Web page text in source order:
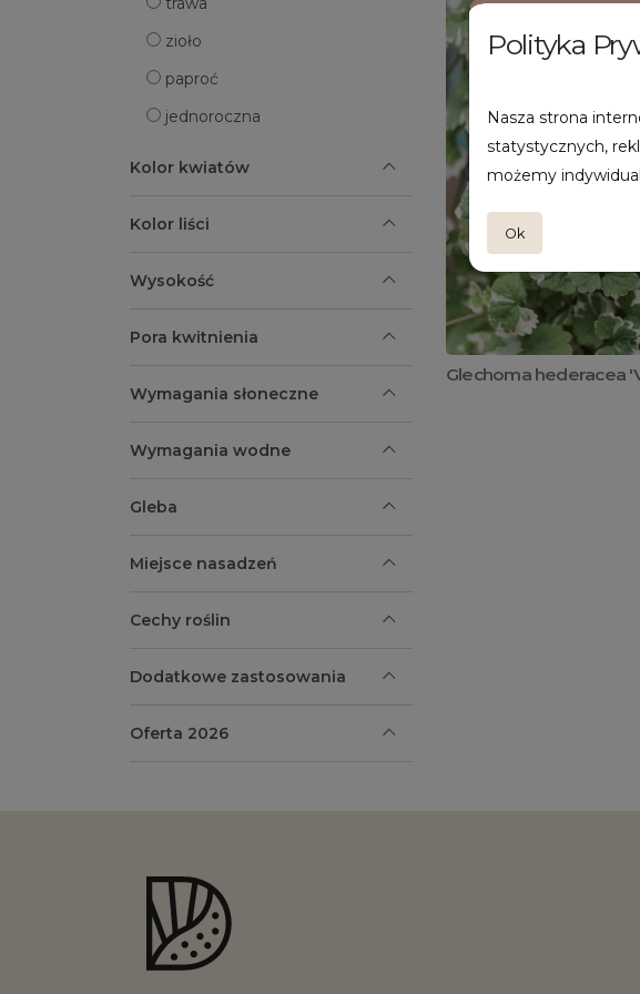
Polityka
Nasza strona
statystycznych,
możemy
Ok
zioło
paproć
jednoroczna
Kolor kwiatów
Kolor liści
Wysokość
Pora kwitnienia
Wymagania słoneczne
Wymagania wodne
Gleba
Miejsce nasadzeń
Cechy roślin
Dodatkowe zastosowania
Oferta 2026
Glechoma hederacea